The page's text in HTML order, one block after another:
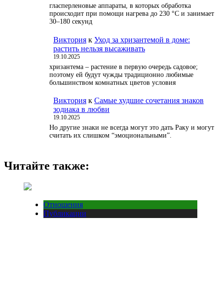
гласперленовые аппараты, в которых обработка
происходит при помощи нагрева до 230 °С и занимает
30–180 секунд
Виктория к Уход за хризантемой в доме:
растить нельзя высаживать
19.10.2025
хризантема – растение в первую очередь садовое;
поэтому ей будут чужды традиционно любимые
большинством комнатных цветов условия
Виктория к Самые худшие сочетания знаков
зодиака в любви
19.10.2025
Но другие знаки не всегда могут это дать Раку и могут
считать их слишком “эмоциональными”.
Читайте также:
Отношения
Публикации